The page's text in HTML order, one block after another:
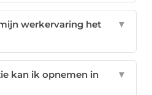
werkervaring het
▼
kan ik opnemen in
▼